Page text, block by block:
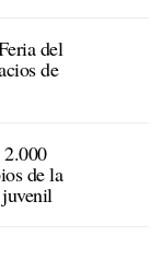
del
de
de la